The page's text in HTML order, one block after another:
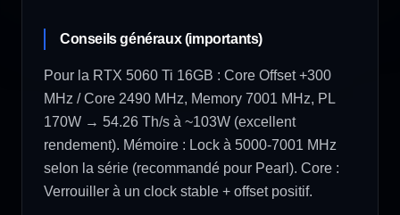
Conseils généraux (importants)
Pour la RTX 5060 Ti 16GB : Core Offset +300
MHz / Core 2490 MHz, Memory 7001 MHz, PL
170W → 54.26 Th/s à ~103W (excellent
rendement). Mémoire : Lock à 5000-7001 MHz
selon la série (recommandé pour Pearl). Core :
Verrouiller à un clock stable + offset positif.